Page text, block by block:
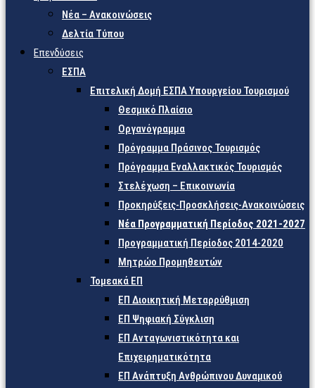
Νέα – Ανακοινώσεις
Δελτία Τύπου
Επενδύσεις
ΕΣΠΑ
Επιτελική Δομή ΕΣΠΑ Υπουργείου Τουρισμού
Θεσμικό Πλαίσιο
Οργανόγραμμα
Πρόγραμμα Πράσινος Τουρισμός
Πρόγραμμα Εναλλακτικός Τουρισμός
Στελέχωση – Επικοινωνία
Προκηρύξεις-Προσκλήσεις-Ανακοινώσεις
Νέα Προγραμματική Περίοδος 2021-2027
Προγραμματική Περίοδος 2014-2020
Μητρώο Προμηθευτών
Τομεακά ΕΠ
ΕΠ Διοικητική Μεταρρύθμιση
ΕΠ Ψηφιακή Σύγκλιση
ΕΠ Ανταγωνιστικότητα και
Επιχειρηματικότητα
ΕΠ Ανάπτυξη Ανθρώπινου Δυναμικού